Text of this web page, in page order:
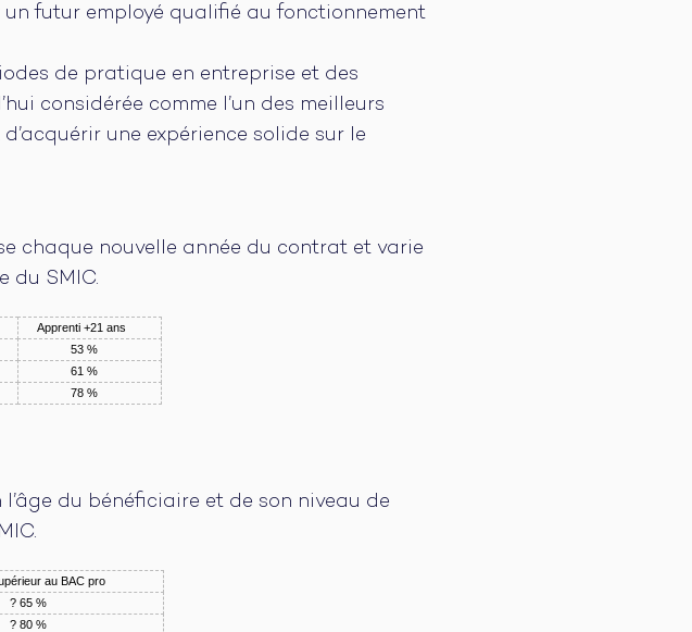
un futur employé qualifié au fonctionnement
de pratique en entreprise et des
considérée comme l’un des meilleurs
une expérience solide sur le
chaque nouvelle année du contrat et varie
du SMIC.
Apprenti +21 ans
53 %
61 %
78 %
du bénéficiaire et de son niveau de
au BAC pro
%
%